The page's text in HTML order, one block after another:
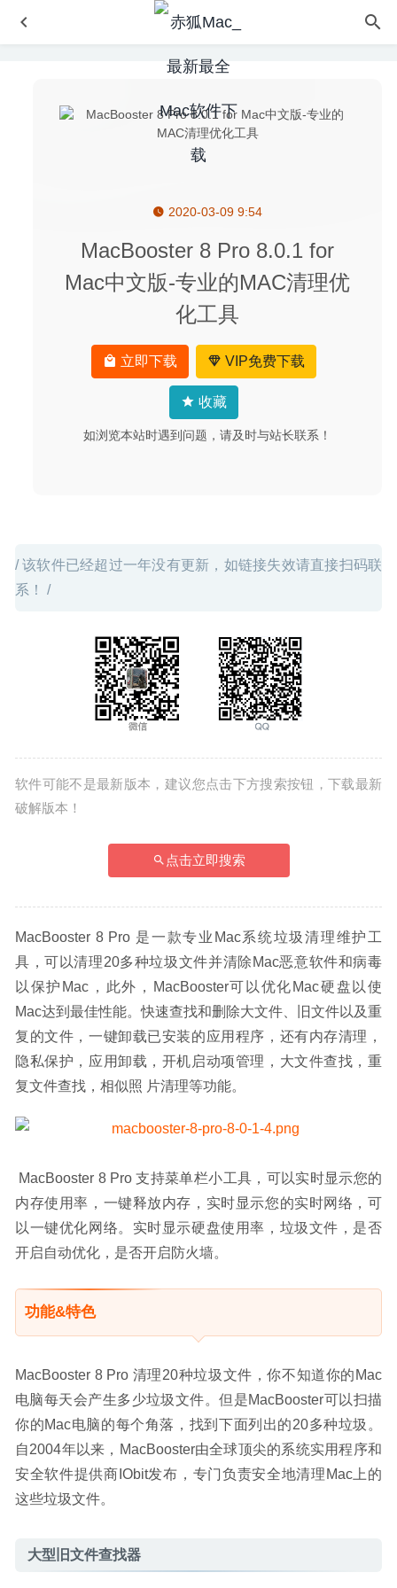
2020-03-09 9:54
MacBooster 8 Pro 8.0.1 for
Mac中文版-专业的MAC清理优
化工具
立即下载 VIP免费下载
收藏
如浏览本站时遇到问题，请及时与站长联系！
/ 该软件已经超过一年没有更新，如链接失效请直接扫码联
系！ /
软件可能不是最新版本，建议您点击下方搜索按钮，下载最新
破解版本！
点击立即搜索
MacBooster 8 Pro 是一款专业Mac系统垃圾清理维护工
具，可以清理20多种垃圾文件并清除Mac恶意软件和病毒
以保护Mac，此外，MacBooster可以优化Mac硬盘以使
Mac达到最佳性能。快速查找和删除大文件、旧文件以及重
复的文件，一键卸载已安装的应用程序，还有内存清理，
隐私保护，应用卸载，开机启动项管理，大文件查找，重
复文件查找，相似照 片清理等功能。
内存使用率，一键释放内存，实时显示您的实时网络，可
以一键优化网络。实时显示硬盘使用率，垃圾文件，是否
开启自动优化，是否开启防火墙。
功能&特色
MacBooster 8 Pro 清理20种垃圾文件，你不知道你的Mac
电脑每天会产生多少垃圾文件。但是MacBooster可以扫描
你的Mac电脑的每个角落，找到下面列出的20多种垃圾。
自2004年以来，MacBooster由全球顶尖的系统实用程序和
安全软件提供商IObit发布，专门负责安全地清理Mac上的
这些垃圾文件。
大型旧文件查找器
Simlab Composer 10.16 – 功能强大的3D场景制作渲染软
Grids 6.0.7 中文版-Instagram可发布故事的桌面客户端
2020-04-24
Translatium 13.0.2 中文版-多功能能且超快的Mac翻译工具
QuitAll 1.2.3 – 应用程序一键快速退出工具 2022-09-25
Multitouch 1.17.4 for Mac- 触控板多点自定义手势操作